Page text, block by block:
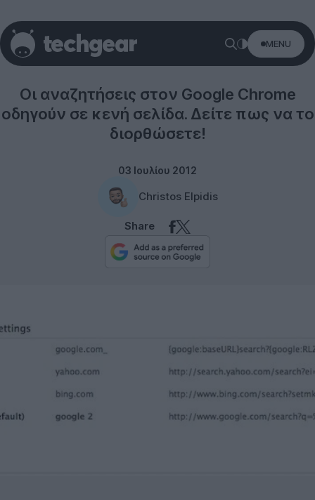
MENU
Οι αναζητήσεις στον Google Chrome
οδηγούν σε κενή σελίδα. Δείτε πως να το
διορθώσετε!
03 Ιουλίου 2012
Christos Elpidis
Share